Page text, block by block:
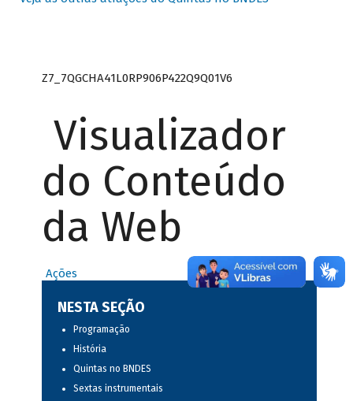
Z7_7QGCHA41L0RP906P422Q9Q01V6
Visualizador
do Conteúdo
da Web
Ações
NESTA SEÇÃO
Programação
História
Quintas no BNDES
Sextas instrumentais